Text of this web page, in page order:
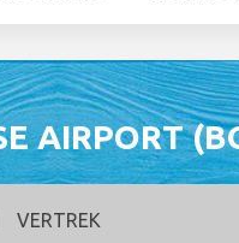
AIRPORT
VERTREK